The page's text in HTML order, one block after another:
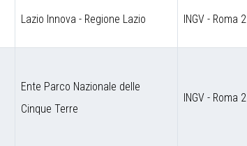
Lazio Innova - Regione Lazio INGV - Roma 2
Ente Parco Nazionale delle
Cinque Terre
INGV - Roma 2